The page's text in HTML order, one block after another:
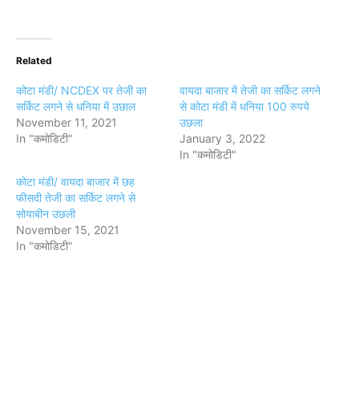
Related
कोटा मंडी/ NCDEX पर तेजी का
सर्किट लगने से धनिया में उछाल
November 11, 2021
In "कमोडिटी"
वायदा बाजार में तेजी का सर्किट लगने
से कोटा मंडी में धनिया 100 रुपये
उछला
January 3, 2022
In "कमोडिटी"
कोटा मंडी/ वायदा बाजार में छह
फीसदी तेजी का सर्किट लगने से
सोयाबीन उछली
November 15, 2021
In "कमोडिटी"